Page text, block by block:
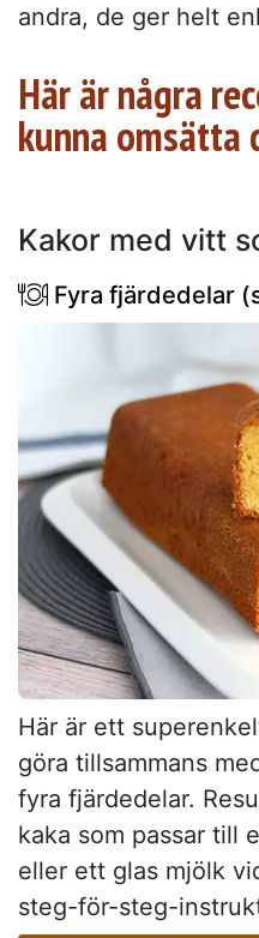
andra, de ger helt
Här är några
kunna omsätta
Kakor med vitt
Fyra fjärdedelar
Här är ett
göra tillsammans
fyra fjärdedelar.
kaka som passar till
eller ett glas mjölk
steg-för-steg-